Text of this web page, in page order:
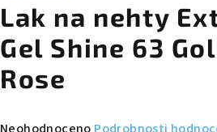
Lak na nehty
Gel Shine 63
Rose
Průměrné